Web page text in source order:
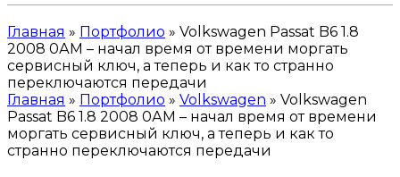
Главная » Портфолио » Volkswagen Passat B6 1.8
2008 0АМ – начал время от времени моргать
сервисный ключ, а теперь и как то странно
переключаются передачи
Главная » Портфолио » Volkswagen » Volkswagen
Passat B6 1.8 2008 0АМ – начал время от времени
моргать сервисный ключ, а теперь и как то
странно переключаются передачи